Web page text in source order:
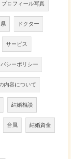
プロフィール写真
ドクター
サービス
シーポリシー
内容について
結婚相談
台風 結婚資金